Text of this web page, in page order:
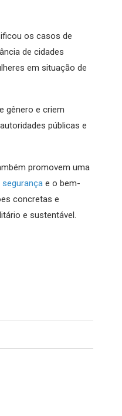
os casos de
de cidades
em situação de
gênero e criem
públicas e
promovem uma
segurança e o bem-
concretas e
e sustentável.